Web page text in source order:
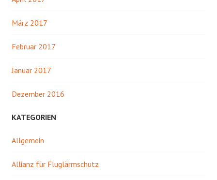
März 2017
Februar 2017
Januar 2017
Dezember 2016
KATEGORIEN
Allgemein
Allianz für Fluglärmschutz